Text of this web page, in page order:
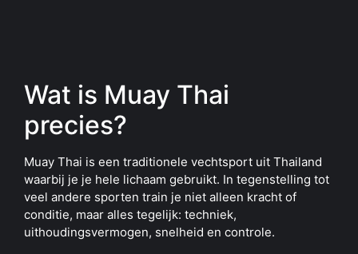
Wat is Muay Thai
precies?
Muay Thai is een traditionele vechtsport uit Thailand
waarbij je je hele lichaam gebruikt. In tegenstelling tot
veel andere sporten train je niet alleen kracht of
conditie, maar alles tegelijk: techniek,
uithoudingsvermogen, snelheid en controle.